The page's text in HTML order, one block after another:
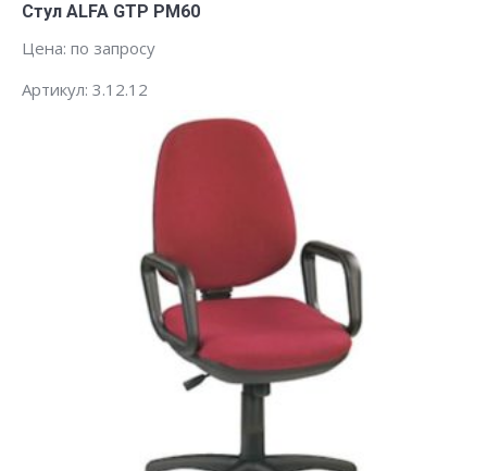
Стул ALFA GTP PM60
Цена: по запросу
Артикул: 3.12.12